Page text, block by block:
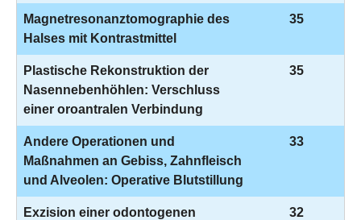
Magnetresonanztomographie des
Halses mit Kontrastmittel
35
Plastische Rekonstruktion der
Nasennebenhöhlen: Verschluss
einer oroantralen Verbindung
35
Andere Operationen und
Maßnahmen an Gebiss, Zahnfleisch
und Alveolen: Operative Blutstillung
33
Exzision einer odontogenen
32